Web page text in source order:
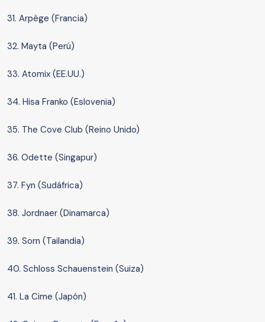
31. Arpège (Francia)
32. Mayta (Perú)
33. Atomix (EE.UU.)
34. Hisa Franko (Eslovenia)
35. The Cove Club (Reino Unido)
36. Odette (Singapur)
37. Fyn (Sudáfrica)
38. Jordnaer (Dinamarca)
39. Sorn (Tailandia)
40. Schloss Schauenstein (Suiza)
41. La Cime (Japón)